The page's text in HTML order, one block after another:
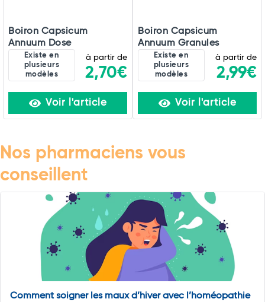
Boiron Capsicum
Annuum Dose
Existe en
plusieurs
modèles
à partir de
2,70€
Voir l'article
Boiron Capsicum
Annuum Granules
Existe en
plusieurs
modèles
à partir de
2,99€
Voir l'article
Nos pharmaciens vous
conseillent
Comment soigner les maux d’hiver avec l’homéopathie